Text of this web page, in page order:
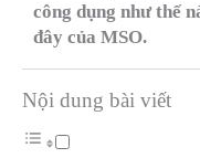
công dụng như thế
đây của MSO.
Nội dung bài viết